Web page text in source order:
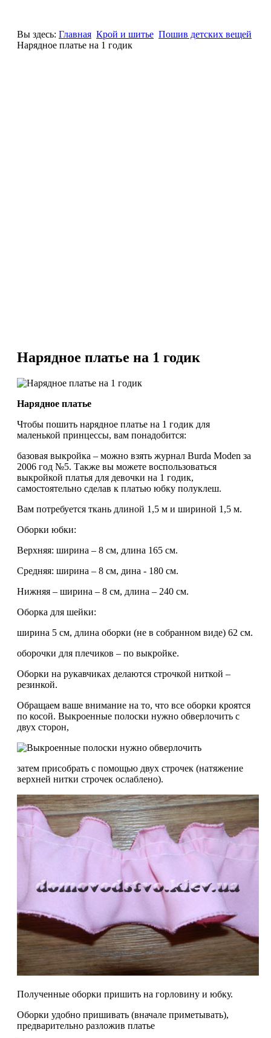
Вы здесь: Главная Крой и шитье Пошив детских вещей
Нарядное платье на 1 годик
Нарядное платье на 1 годик
Нарядное платье
Чтобы пошить нарядное платье на 1 годик для
маленькой принцессы, вам понадобится:
базовая выкройка – можно взять журнал Burda Moden за
2006 год №5. Также вы можете воспользоваться
выкройкой платья для девочки на 1 годик,
самостоятельно сделав к платью юбку полуклеш.
Вам потребуется ткань длиной 1,5 м и шириной 1,5 м.
Оборки юбки:
Верхняя: ширина – 8 см, длина 165 см.
Средняя: ширина – 8 см, дина - 180 см.
Нижняя – ширина – 8 см, длина – 240 см.
Оборка для шейки:
ширина 5 см, длина оборки (не в собранном виде) 62 см.
оборочки для плечиков – по выкройке.
Оборки на рукавчиках делаются строчкой ниткой –
резинкой.
Обращаем ваше внимание на то, что все оборки кроятся
по косой. Выкроенные полоски нужно обверлочить с
двух сторон,
затем присобрать с помощью двух строчек (натяжение
верхней нитки строчек ослаблено).
Полученные оборки пришить на горловину и юбку.
Оборки удобно пришивать (вначале приметывать),
предварительно разложив платье